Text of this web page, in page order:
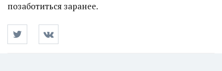
позаботиться заранее.